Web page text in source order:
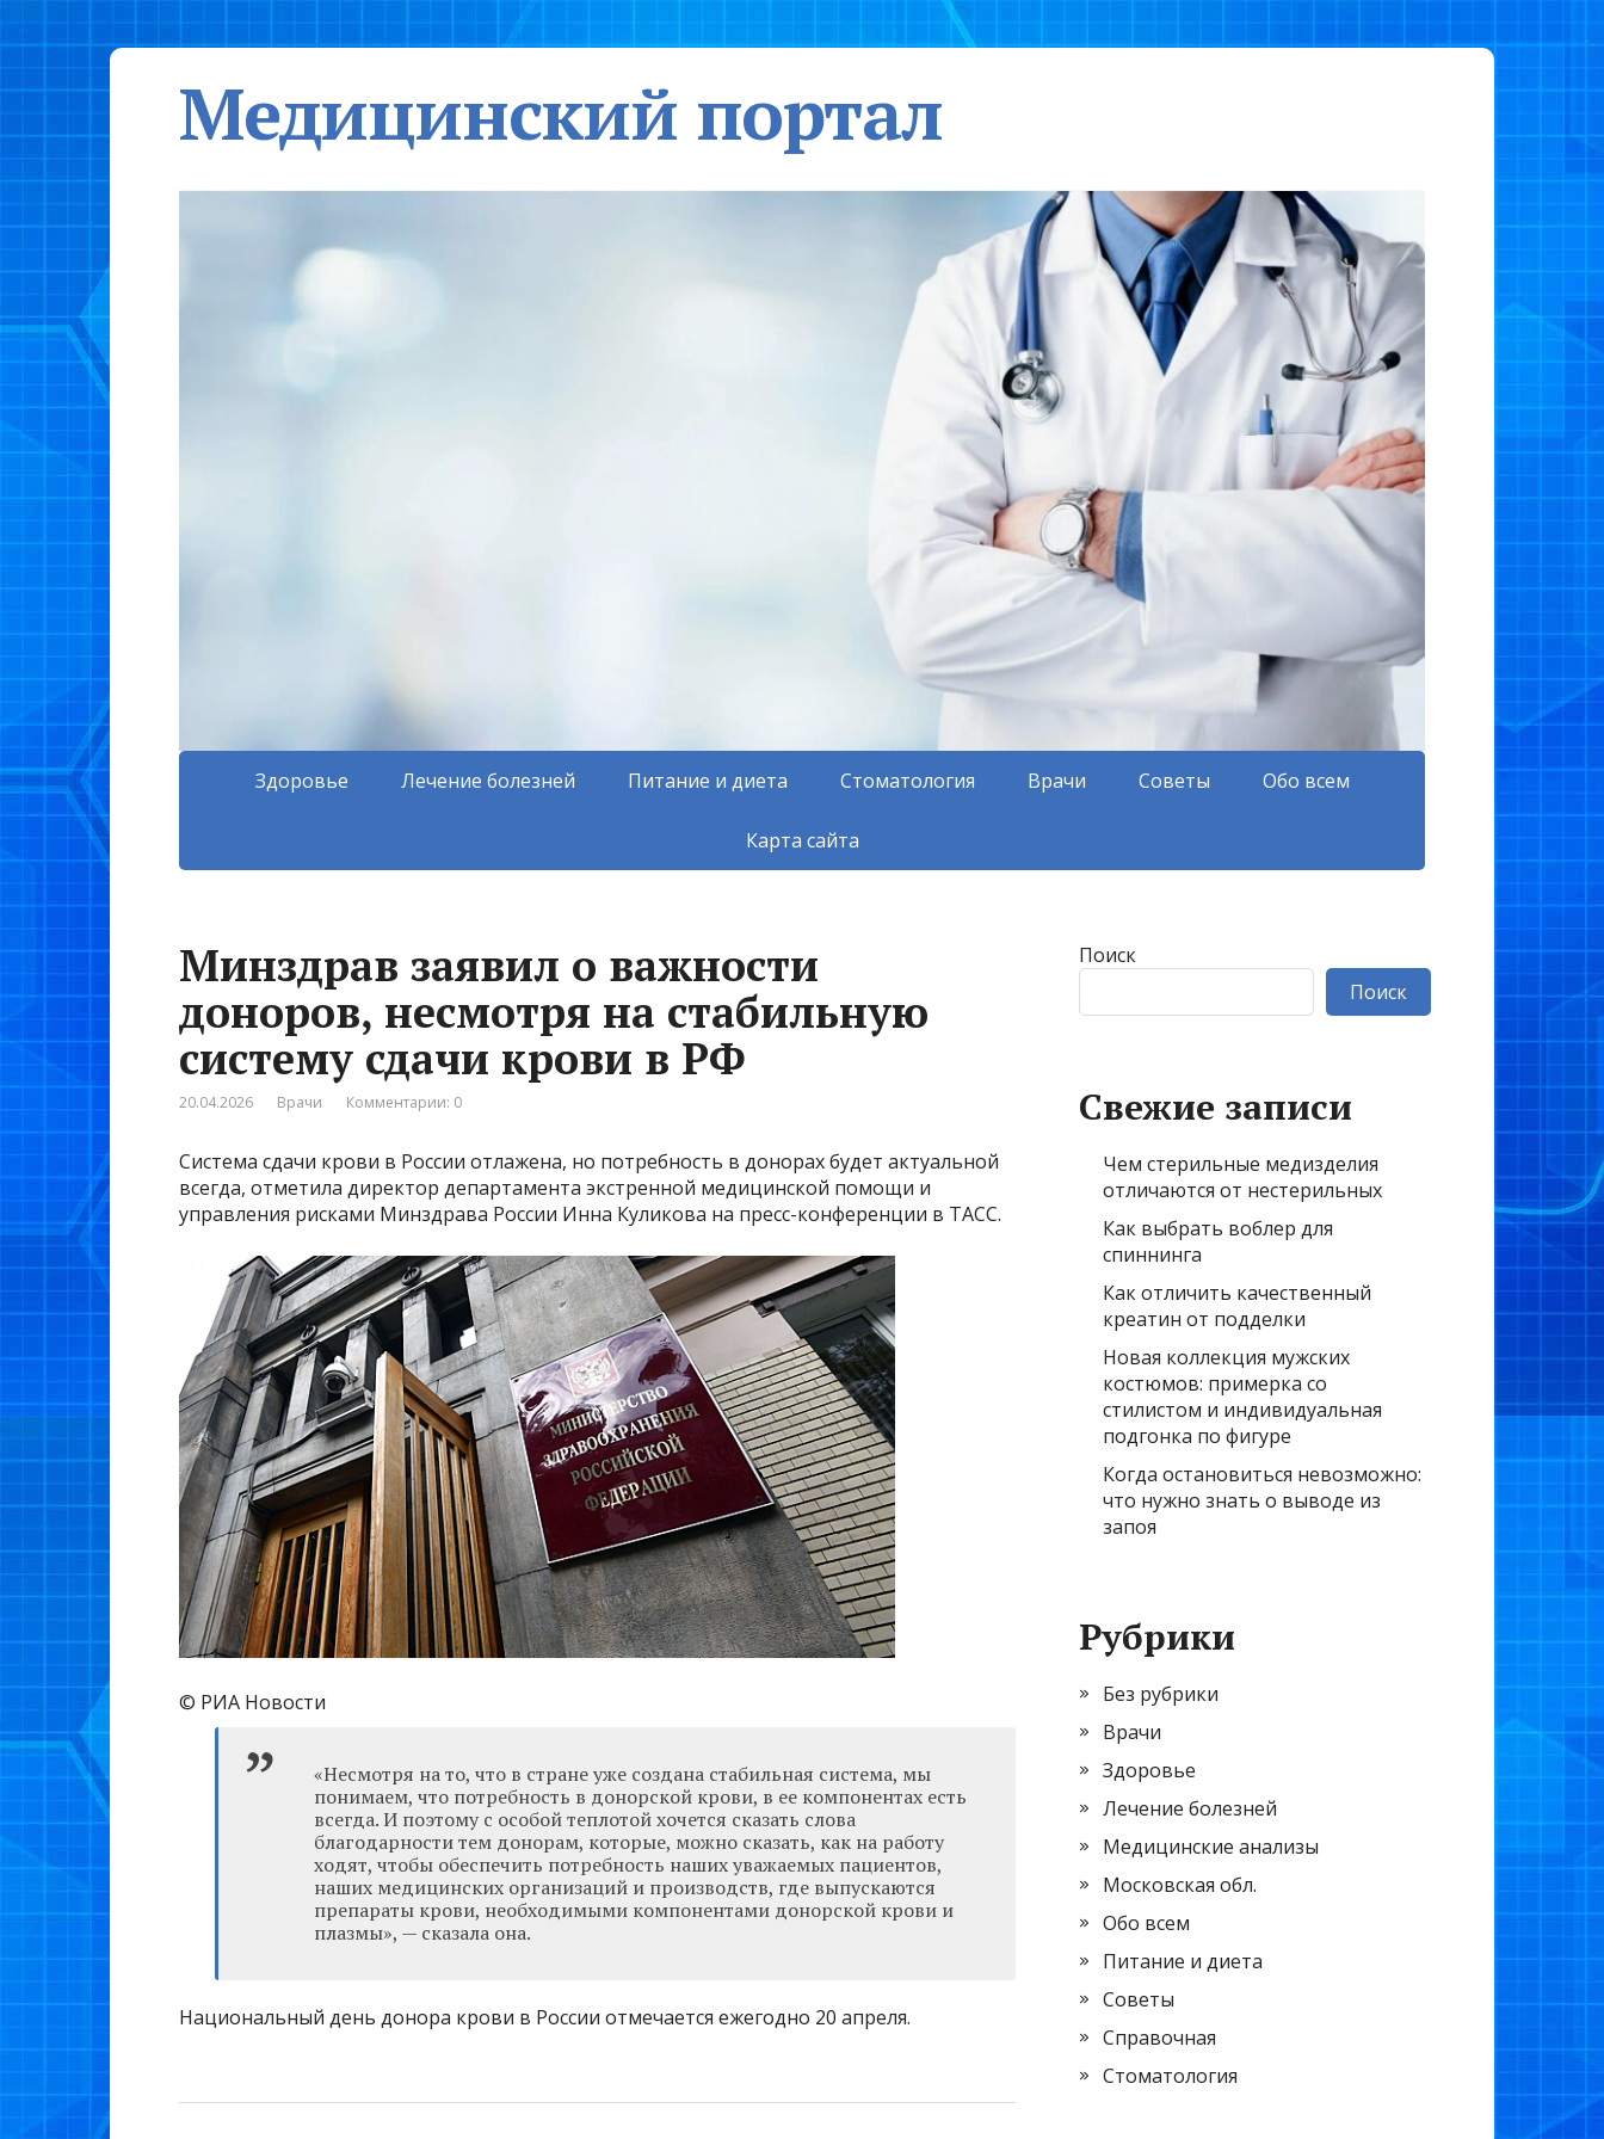
Медицинский портал
Здоровье Лечение болезней Питание и диета Стоматология Врачи Советы Обо всем
Карта сайта
Минздрав заявил о важности
доноров, несмотря на стабильную
систему сдачи крови в РФ
20.04.2026 Врачи Комментарии: 0
Система сдачи крови в России отлажена, но потребность в донорах будет актуальной
всегда, отметила директор департамента экстренной медицинской помощи и
управления рисками Минздрава России Инна Куликова на пресс-конференции в ТАСС.
© РИА Новости
«Несмотря на то, что в стране уже создана стабильная система, мы
понимаем, что потребность в донорской крови, в ее компонентах есть
всегда. И поэтому с особой теплотой хочется сказать слова
благодарности тем донорам, которые, можно сказать, как на работу
ходят, чтобы обеспечить потребность наших уважаемых пациентов,
наших медицинских организаций и производств, где выпускаются
препараты крови, необходимыми компонентами донорской крови и
плазмы», — сказала она.
Национальный день донора крови в России отмечается ежегодно 20 апреля.
Поиск
Поиск
Свежие записи
Чем стерильные медизделия
отличаются от нестерильных
Как выбрать воблер для
спиннинга
Как отличить качественный
креатин от подделки
Новая коллекция мужских
костюмов: примерка со
стилистом и индивидуальная
подгонка по фигуре
Когда остановиться невозможно:
что нужно знать о выводе из
запоя
Рубрики
Без рубрики
Врачи
Здоровье
Лечение болезней
Медицинские анализы
Московская обл.
Обо всем
Питание и диета
Советы
Справочная
Стоматология